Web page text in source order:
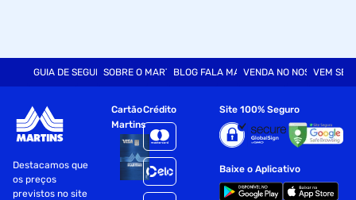
GUIA DE SEGURANÇASOBRE O MARTINSBLOG FALA MARTVENDA NO NOSSO SITE
VEM SER
Destacamos que
os preços
previstos no site
Cartão
Martins
Crédito Site 100% Seguro
Baixe o Aplicativo